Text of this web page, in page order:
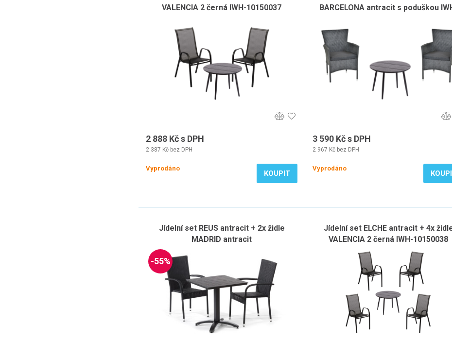
VALENCIA 2 černá IWH-10150037
2 888 Kč s DPH
2 387 Kč bez DPH
Vyprodáno
KOUPIT
BARCELONA antracit s poduškou
3 590 Kč s DPH
2 967 Kč bez DPH
Vyprodáno
Jídelní set REUS antracit + 2x židle
MADRID antracit
-55%
Jídelní set ELCHE antracit + 4x
VALENCIA 2 černá IWH-10150038